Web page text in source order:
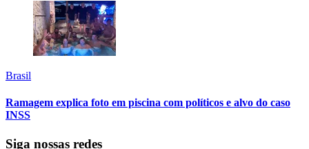
Brasil
Ramagem explica foto em piscina com políticos e alvo do caso
INSS
Siga nossas redes